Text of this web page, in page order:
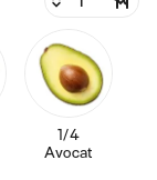
1/4
Avocat